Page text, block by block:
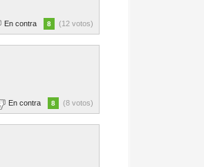
En contra 8 (12 votos)
En contra 8 (8 votos)